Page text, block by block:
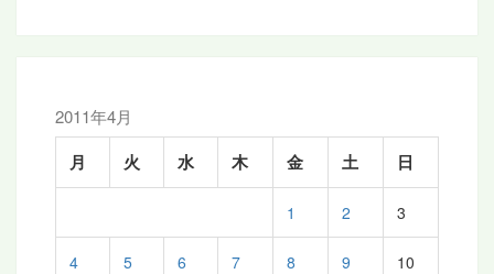
2011年4月
月 火 水 木 金 土 日
1 2 3
4 5 6 7 8 9 10